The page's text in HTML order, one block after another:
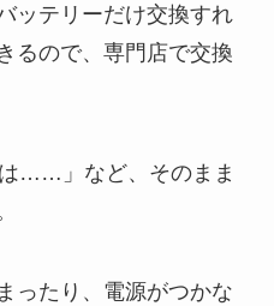
ッテリーだけ交換すれ
るので、専門店で交換
……」など、そのまま
ったり、電源がつかな